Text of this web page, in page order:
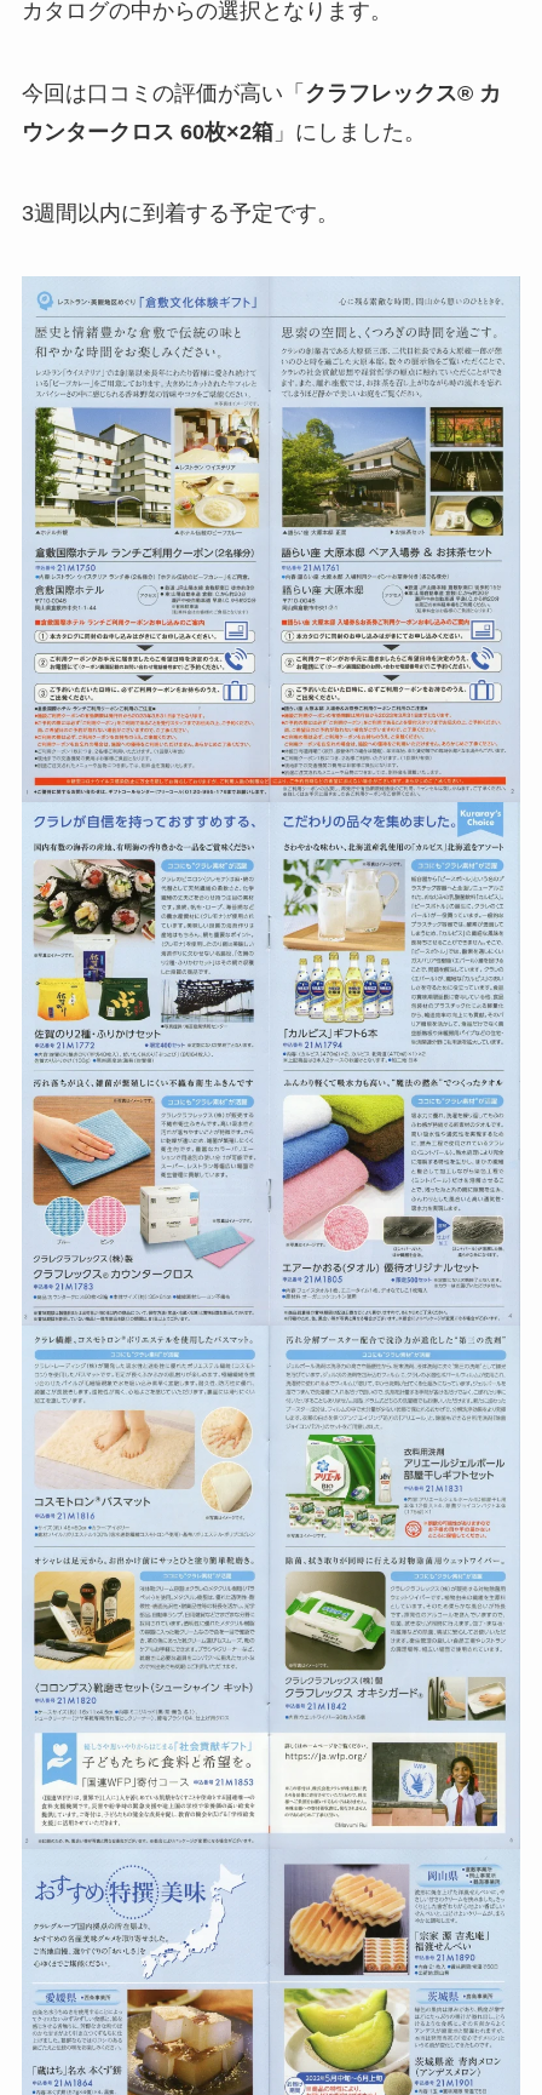
カタログの中からの選択となります。
今回は口コミの評価が高い「 クラフレックス® カ
ウンタークロス 60枚×2箱」にしました。
3週間以内に到着する予定です。